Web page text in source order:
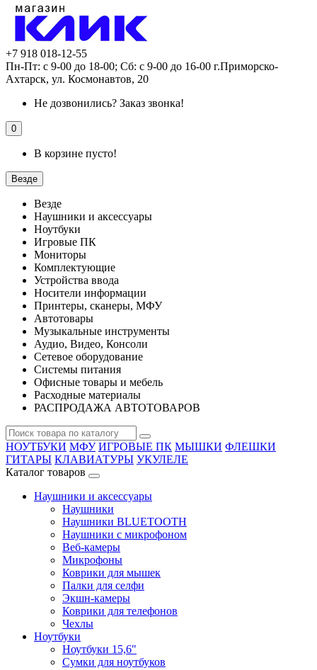
+7 918 018-12-55
Пн-Пт: с 9-00 до 18-00; Сб: с 9-00 до 16-00 г.Приморско-
Ахтарск, ул. Космонавтов, 20
Не дозвонились? Заказ звонка!
0
В корзине пусто!
Везде
Везде
Наушники и аксессуары
Ноутбуки
Игровые ПК
Мониторы
Комплектующие
Устройства ввода
Носители информации
Принтеры, сканеры, МФУ
Автотовары
Музыкальные инструменты
Аудио, Видео, Консоли
Сетевое оборудование
Системы питания
Офисные товары и мебель
Расходные материалы
РАСПРОДАЖА АВТОТОВАРОВ
НОУТБУКИ МФУ ИГРОВЫЕ ПК МЫШКИ ФЛЕШКИ
ГИТАРЫ КЛАВИАТУРЫ УКУЛЕЛЕ
Каталог товаров
Наушники и аксессуары
Наушники
Наушники BLUETOOTH
Наушники с микрофоном
Веб-камеры
Микрофоны
Коврики для мышек
Палки для селфи
Экшн-камеры
Коврики для телефонов
Чехлы
Ноутбуки
Ноутбуки 15,6"
Сумки для ноутбуков